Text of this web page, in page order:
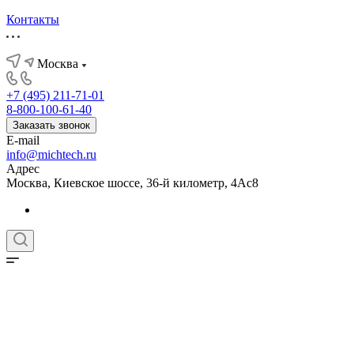
Контакты
Москва
+7 (495) 211-71-01
8-800-100-61-40
Заказать звонок
E-mail
info@michtech.ru
Адрес
Москва, Киевское шоссе, 36-й километр, 4Ас8